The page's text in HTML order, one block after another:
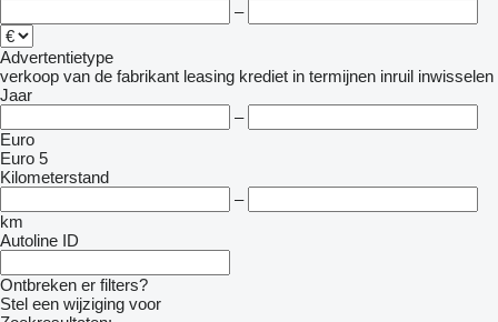
–
Advertentietype
verkoop van de fabrikant leasing krediet in termijnen inruil inwisselen
Jaar
–
Euro
Euro 5
Kilometerstand
–
km
Autoline ID
Ontbreken er filters?
Stel een wijziging voor